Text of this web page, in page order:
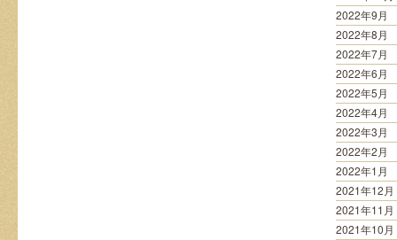
2022年9月
2022年8月
2022年7月
2022年6月
2022年5月
2022年4月
2022年3月
2022年2月
2022年1月
2021年12月
2021年11月
2021年10月